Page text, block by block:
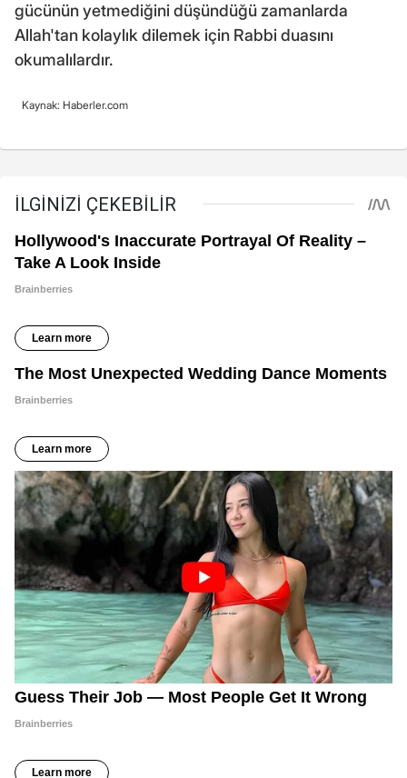
gücünün yetmediğini düşündüğü zamanlarda
Allah'tan kolaylık dilemek için Rabbiduasını
okumalılardır.
Kaynak: Haberler.com